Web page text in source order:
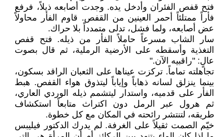
فتح قفص الفئران وأدخل يده. وجدت أصابعه ذيلاً، فرفع
فأراً ممتلئاً أحمر العينين من القفص. قاوم الفأر محاولاً
عض أصابعه، ولما فشل، تدلى متمدداً بلا حراك.
سار الشاب مسرعاً حاملاً الفأر من ذيله. فتح قفص
التغذية وأسقطه على الأرضية الرملية، ثم قال بصوت
عالٍ: "راقبيه الآن."
تجاهلته تماماً. تركزت عيناها على الثعبان الراقد بسكون،
بينما ينزلق لسانه ذهاباً وإياباً ليتذوق هواء القفص. هبط
الفأر على قدميه، واستدار ليتشمم ذيله الوردي العاري،
ثم هرول عبر الرمل دون اكتراث متابعاً استكشاف
طريقه، لتنتشر رائحته في المكان مع كل خطوة.
خيّم الصمت ثقيلاً على الغرفة. لم يدرك الدكتور فيليبس